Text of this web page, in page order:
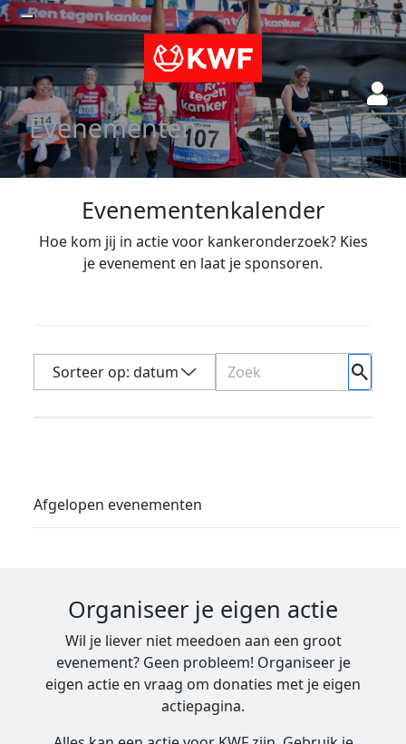
Evenementen
Evenementenkalender
Hoe kom jij in actie voor kankeronderzoek? Kies
je evenement en laat je sponsoren.
datum
Afgelopen evenementen
Organiseer je eigen actie
Wil je liever niet meedoen aan een groot
evenement? Geen probleem! Organiseer je
eigen actie en vraag om donaties met je eigen
actiepagina.